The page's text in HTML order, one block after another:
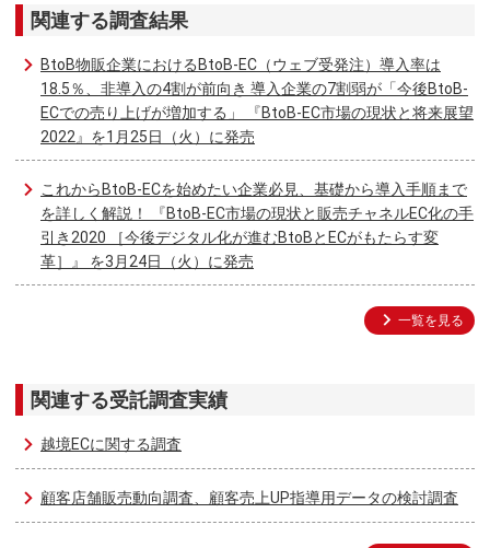
関連する調査結果
BtoB物販企業におけるBtoB-EC（ウェブ受発注）導入率は
18.5％、非導入の4割が前向き 導入企業の7割弱が「今後BtoB-
ECでの売り上げが増加する」 『BtoB-EC市場の現状と将来展望
2022』を1月25日（火）に発売
これからBtoB-ECを始めたい企業必見、基礎から導入手順まで
を詳しく解説！ 『BtoB-EC市場の現状と販売チャネルEC化の手
引き2020 ［今後デジタル化が進むBtoBとECがもたらす変
革］』 を3月24日（火）に発売
一覧を見る
関連する受託調査実績
越境ECに関する調査
顧客店舗販売動向調査、顧客売上UP指導用データの検討調査